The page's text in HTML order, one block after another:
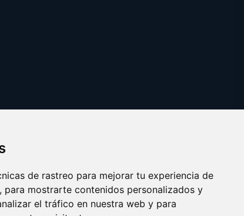
de rastreo para mejorar tu experiencia de
para mostrarte contenidos personalizados y
el tráfico en nuestra web y para